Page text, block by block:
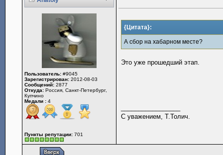
Пользователь: #9045
Зарегистрирован: 2012-08-03
Сообщений: 2877
Откуда: Россия, Санкт-Петербург,
Купчино
Медали : 4
Пункты репутации: 701
{Цитата}:
А сбор на хабарном месте?
Это уже прошедший этап.
С уважением, Т.Толич.